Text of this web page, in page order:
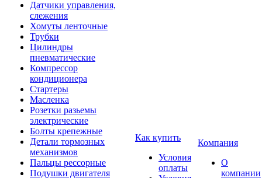
Датчики управления,
слежения
Хомуты ленточные
Трубки
Цилиндры
пневматические
Компрессор
кондиционера
Стартеры
Масленка
Розетки разьемы
электрические
Болты крепежные
Детали тормозных
механизмов
Пальцы рессорные
Подушки двигателя
Как купить
Условия
оплаты
Компания
О
компании